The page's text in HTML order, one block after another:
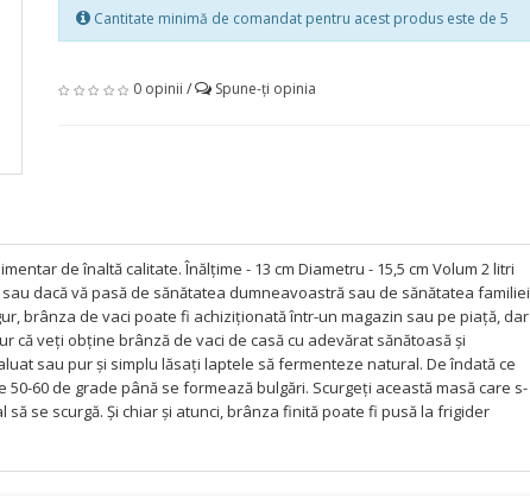
Cantitate minimă de comandat pentru acest produs este de 5
0 opinii / Spune-ţi opinia
de înaltă calitate. Înălțime - 13 cm Diametru - 15,5 cm Volum 2 litri
dacă vă pasă de sănătatea dumneavoastră sau de sănătatea familiei
brânza de vaci poate fi achiziționată într-un magazin sau pe piață, dar
că veți obține brânză de vaci de casă cu adevărat sănătoasă și
sau pur și simplu lăsați laptele să fermenteze natural. De îndată ce
60 de grade până se formează bulgări. Scurgeți această masă care s-
se scurgă. Și chiar și atunci, brânza finită poate fi pusă la frigider